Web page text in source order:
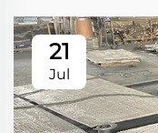
21
Jul